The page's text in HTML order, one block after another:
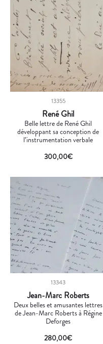
13355
René Ghil
Belle lettre de René Ghil
développant sa conception de
l’instrumentation verbale
300,00€
13343
Jean-Marc Roberts
Deux belles et amusantes lettres
de Jean-Marc Roberts à Régine
Deforges
280,00€